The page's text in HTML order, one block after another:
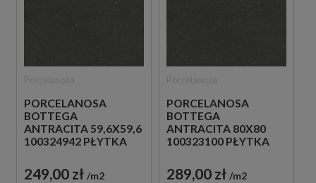
PORCELANOSA
BOTTEGA
ANTRACITA 59,6X59,6
100324942 PŁYTKA
249,00 zł m2
PORCELANOSA
BOTTEGA
ANTRACITA 80X80
100323100 PŁYTKA
289,00 zł m2